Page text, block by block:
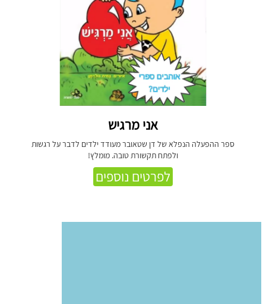
אני מרגיש
ספר ההפעלה הנפלא של דן שטאובר מעודד ילדים לדבר על רגשות
ולפתח תקשורת טובה. מומלץ!
לפרטים נוספים